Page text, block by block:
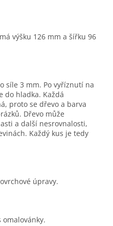
výšku 126 mm a šířku 96
síle 3 mm. Po vyříznutí na
do hladka. Každá
proto se dřevo a barva
Dřevo může
a další nesrovnalosti,
Každý kus je tedy
úpravy.
omalovánky.